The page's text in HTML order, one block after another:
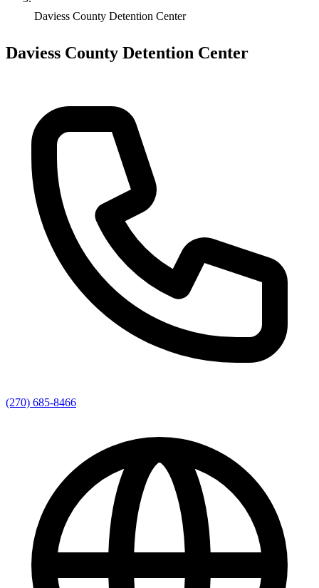
Daviess County Detention Center
Daviess County Detention Center
(270) 685-8466